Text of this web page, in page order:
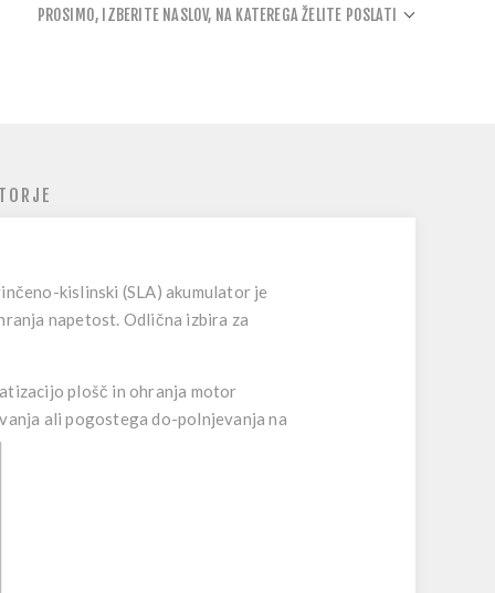
PROSIMO, IZBERITE NASLOV, NA KATEREGA ŽELITE POSLATI
kislinski (SLA) akumulator je
napetost. Odlična izbira za
plošč in ohranja motor
ali pogostega do-polnjevanja na